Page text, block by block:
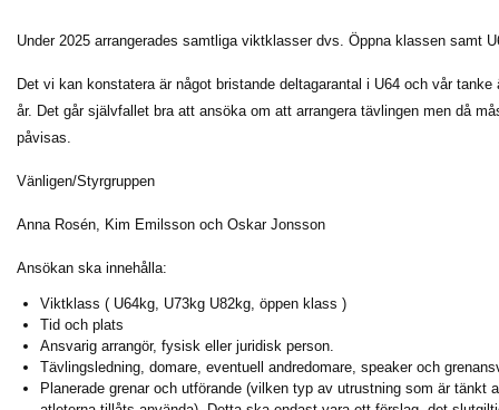
Under 2025 arrangerades samtliga viktklasser dvs. Öppna klassen samt
Det vi kan konstatera är något bristande deltagarantal i U64 och vår
år. Det går självfallet bra att ansöka om att arrangera tävlingen men då
påvisas.
Vänligen/Styrgruppen
Anna Rosén, Kim Emilsson och Oskar Jonsson
Ansökan ska innehålla:
Viktklass ( U64kg, U73kg U82kg, öppen klass )
Tid och plats
Ansvarig arrangör, fysisk eller juridisk person.
Tävlingsledning, domare, eventuell andredomare, speaker och
Planerade grenar och utförande (vilken typ av utrustning som är tänkt